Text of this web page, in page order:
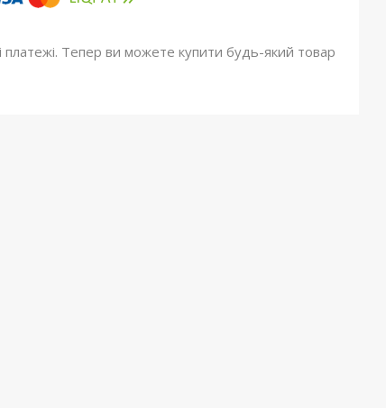
платежі. Тепер ви можете купити будь-який товар